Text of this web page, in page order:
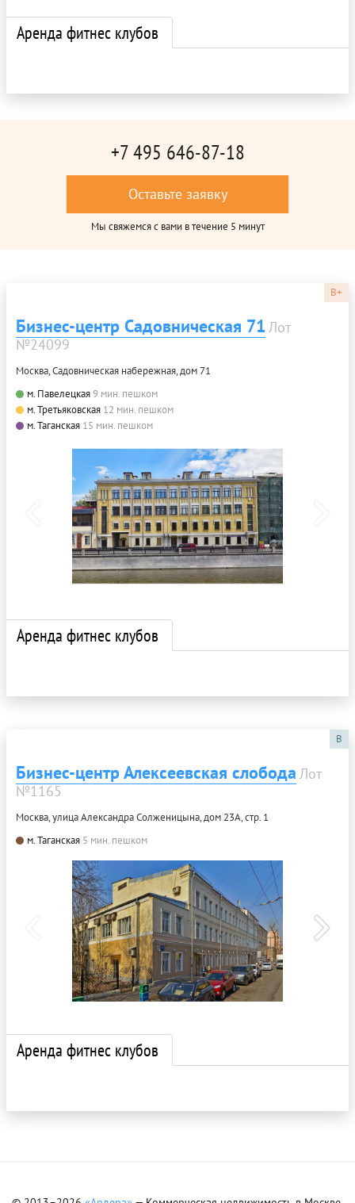
Аренда фитнес клубов
+7 495 646-87-18
Оставьте заявку
Мы свяжемся с вами в течение 5 минут
B+
Бизнес-центр Садовническая 71 Лот
№24099
Москва, Садовническая набережная, дом 71
м. Павелецкая9 мин. пешком
м. Третьяковская 12 мин. пешком
м. Таганская 15 мин. пешком
Аренда фитнес клубов
B
Бизнес-центр Алексеевская слобода Лот
№1165
Москва, улица Александра Солженицына, дом 23А, стр. 1
м. Таганская 5 мин. пешком
Аренда фитнес клубов